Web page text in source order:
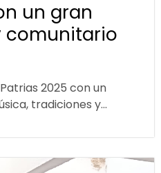
un gran
comunitario
2025 con un
tradiciones y...